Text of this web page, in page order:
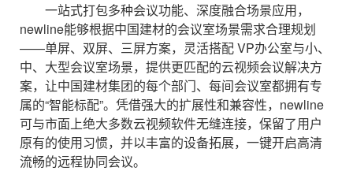
一站式打包多种会议功能、深度融合场景应用，
newline能够根据中国建材的会议室场景需求合理规划
——单屏、双屏、三屏方案，灵活搭配 VP办公室与小、
中、大型会议室场景，提供更匹配的云视频会议解决方
案，让中国建材集团的每个部门、每间会议室都拥有专
属的“智能标配”。凭借强大的扩展性和兼容性，newline
可与市面上绝大多数云视频软件无缝连接，保留了用户
原有的使用习惯，并以丰富的设备拓展，一键开启高清
流畅的远程协同会议。